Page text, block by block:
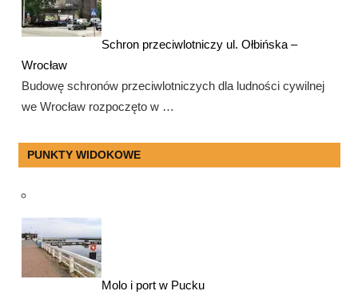
Schron przeciwlotniczy ul. Ołbińska –
Wrocław
Budowę schronów przeciwlotniczych dla ludności cywilnej
we Wrocław rozpoczęto w …
PUNKTY WIDOKOWE
Molo i port w Pucku